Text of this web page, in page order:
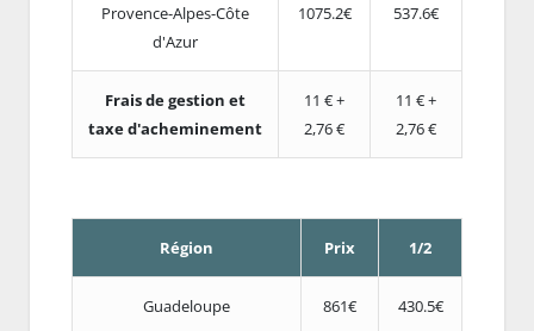
Provence-Alpes-Côte
d'Azur
1075.2€ 537.6€
Frais de gestion et
taxe d'acheminement
11 € +
2,76 €
11 € +
2,76 €
Région Prix 1/2
Guadeloupe 861€ 430.5€